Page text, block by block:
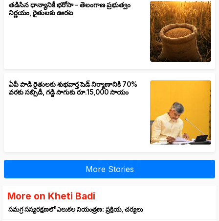
తడిసిన ధాన్యానికీ భరోసా – తెలంగాణ ప్రభుత్వం
నిర్ణయం, రైతులకు ఊరట
ఏపీ పాడి రైతులకు శుభవార్త షెడ్ నిర్మాణానికి 70%
వరకు సబ్సిడీ, గడ్డి సాగుకు రూ.15,000 సాయం
More Stories
More on Kheti Badi
సమగ్ర సస్యరక్షణలో ఎలుకల నియంత్రణ: ప్రక్రియ, చర్యలు